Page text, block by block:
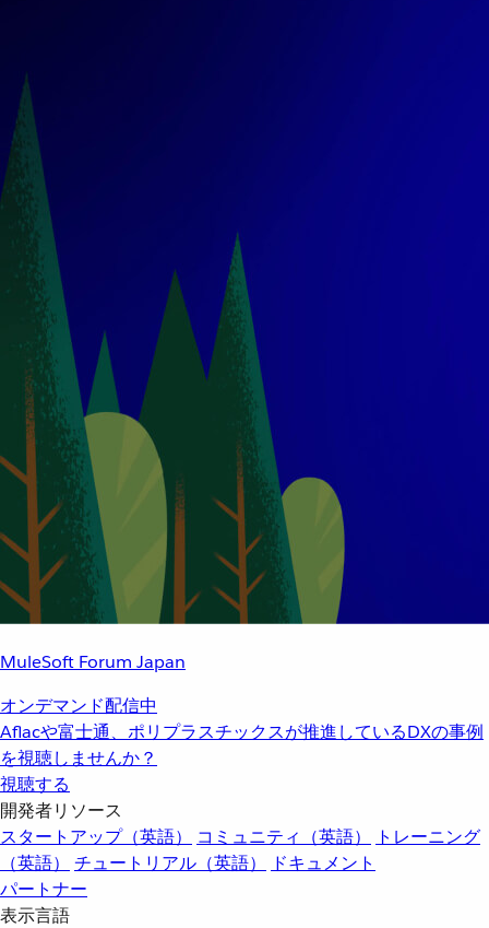
MuleSoft Forum Japan
オンデマンド配信中
Aflacや富士通、ポリプラスチックスが推進しているDXの事例
を視聴しませんか？
視聴する
開発者リソース
スタートアップ（英語）
コミュニティ（英語）
トレーニング
（英語）
チュートリアル（英語）
ドキュメント
パートナー
表示言語